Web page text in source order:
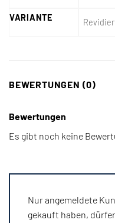
VARIANTE
BEWERTUNGEN (0)
Bewertungen
Es gibt noch keine
Nur angemeldete
gekauft haben,